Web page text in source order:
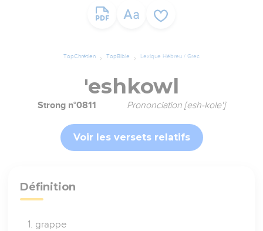
TopChrétien TopBible Lexique Hébreu / Grec
'eshkowl
Strong n°0811 Prononciation [esh-kole']
Voir les versets relatifs
Définition
grappe